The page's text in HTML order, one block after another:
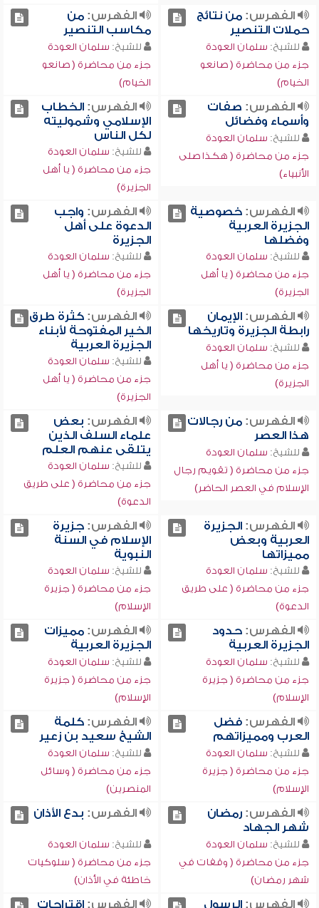
الفهرس:من نتائج
حملات التنصير
للشيخ: سلمان العودة
جزء من محاضرة ( صانعو
الخيام)
الفهرس:من
مكاسب التنصير
للشيخ: سلمان العودة
جزء من محاضرة ( صانعو
الخيام)
الفهرس: صفات
وأسماء وفضائل
للشيخ: سلمان العودة
جزء من محاضرة ( هكذا صلى
الأنبياء)
الفهرس:الخطاب
الإسلامي وشموليته
لكل الناس
للشيخ: سلمان العودة
جزء من محاضرة ( يا أهل
الجزيرة)
الفهرس:خصوصية
الجزيرة العربية
وفضلها
للشيخ: سلمان العودة
جزء من محاضرة ( يا أهل
الجزيرة)
الفهرس: واجب
الدعوة على أهل
الجزيرة
للشيخ: سلمان العودة
جزء من محاضرة ( يا أهل
الجزيرة)
الفهرس:الإيمان
رابطة الجزيرة وتاريخها
للشيخ: سلمان العودة
جزء من محاضرة ( يا أهل
الجزيرة)
الفهرس:كثرة طرق
الخير المفتوحة لأبناء
الجزيرة العربية
للشيخ: سلمان العودة
جزء من محاضرة ( يا أهل
الجزيرة)
الفهرس:من رجالات
هذا العصر
للشيخ: سلمان العودة
جزء من محاضرة ( تقويم رجال
الإسلام في العصر الحاضر)
الفهرس: بعض
علماء السلف الذين
يتلقى عنهم العلم
للشيخ: سلمان العودة
جزء من محاضرة ( على طريق
الدعوة)
الفهرس:الجزيرة
العربية وبعض
مميزاتها
للشيخ: سلمان العودة
جزء من محاضرة ( على طريق
الدعوة)
الفهرس:جزيرة
الإسلام في السنة
النبوية
للشيخ: سلمان العودة
جزء من محاضرة ( جزيرة
الإسلام)
الفهرس:حدود
الجزيرة العربية
للشيخ: سلمان العودة
جزء من محاضرة ( جزيرة
الإسلام)
الفهرس:مميزات
الجزيرة العربية
للشيخ: سلمان العودة
جزء من محاضرة ( جزيرة
الإسلام)
الفهرس:فضل
العرب ومميزاتهم
للشيخ: سلمان العودة
جزء من محاضرة ( جزيرة
الإسلام)
الفهرس:كلمة
الشيخ سعيد بن زعير
للشيخ: سلمان العودة
جزء من محاضرة ( وسائل
المنصرين)
الفهرس:رمضان
شهر الجهاد
للشيخ: سلمان العودة
جزء من محاضرة ( وقفات في
شهر رمضان)
الفهرس: بدع الأذان
للشيخ: سلمان العودة
جزء من محاضرة ( سلوكيات
خاطئة في الأذان)
الفهرس:الرسول الفهرس:اقتراحات